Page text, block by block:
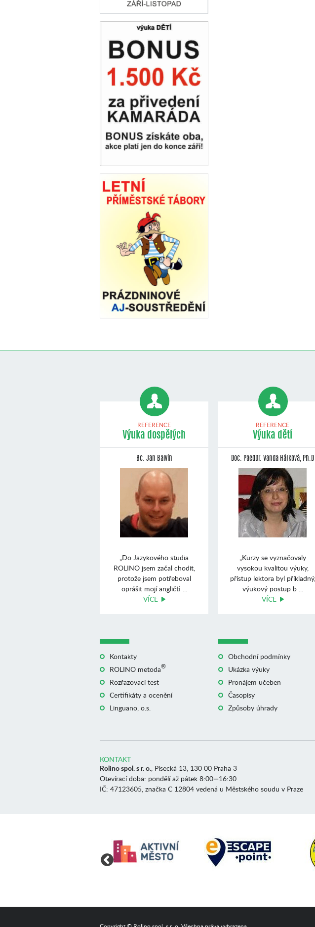
REFERENCE
Výuka dospělých
Bc. Jan Balvín
„Do Jazykového studia
ROLINO jsem začal chodit,
protože jsem potřeboval
oprášit mojí angličti ...
VÍCE
REFERENCE
Výuka dětí
Doc. PaedDr. Vanda Hájková, Ph.D
„Kurzy se vyznačovaly
vysokou kvalitou výuky,
přístup lektora byl příkladný,
výukový postup b ...
VÍCE
Kontakty
ROLINO metoda®
Rozřazovací test
Certifikáty a ocenění
Linguano, o.s.
Obchodní podmínky
Ukázka výuky
Pronájem učeben
Časopisy
Způsoby úhrady
KONTAKT
Rolino spol. s r. o. , Písecká 13, 130 00 Praha 3
Otevírací doba: pondělí až pátek 8:00—16:30
IČ: 47123605, značka C 12804 vedená u Městského soudu v Praze